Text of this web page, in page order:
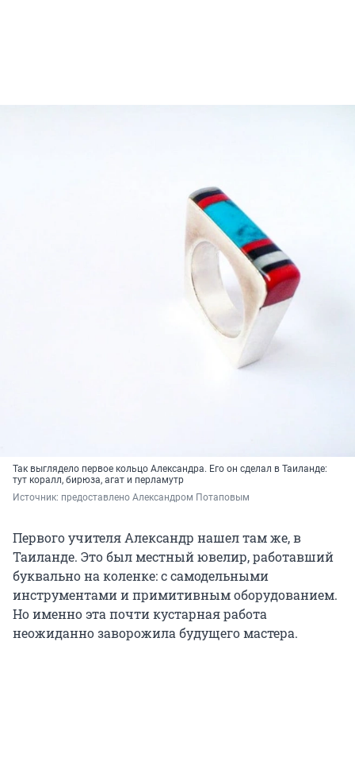
Так выглядело первое кольцо Александра. Его он сделал в Таиланде:
тут коралл, бирюза, агат и перламутр
Источник: предоставлено Александром Потаповым
Первого учителя Александр нашел там же, в
Таиланде. Это был местный ювелир, работавший
буквально на коленке: с самодельными
инструментами и примитивным оборудованием.
Но именно эта почти кустарная работа
неожиданно заворожила будущего мастера.